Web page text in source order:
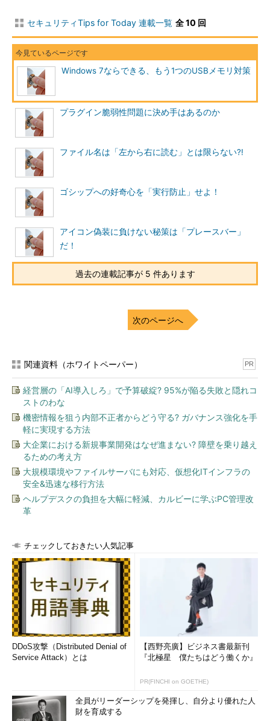
集計対象期間：2009年1月1日～12月31日
1位は「MAL_OTORUN」で、これはUSBメモリなどをはじめと
したリムーバブルドライブを感染媒体としたウイルスの多さを示
す結果となっています。正確には、不正な活動を行うAutorun.inf
の検出名称を「MAL_OTORUN」として検出しているため、直接
的な被害をもたらす不正プログラムの検出名称ではないのです
が、この「MAL_OTORUN」の検出が多いということは、USBメ
モリを感染媒体として悪用するウイルスが多いといえます。2位
にランキングされている「WORM_DOWNAD」もUSBメモリを利
用してウイルス感染を広める機能が実装されていることは有名な
話です。
このように、近年のウイルスの大きな特徴として、ワーム活動
を行うためにUSBメモリを悪用する手法が、必ずといってよいほ
ど見られます。
多くの企業では、エンドポイント（クライアント）でのウイル
ス対策はもちろんのこと、インターネットの出入り口であるゲー
トウェイレイヤでもウイルス対策を行っていることでしょう。ク
されており、クライアントPCがウイルス感染する確率を軽減さ
により、この何重にも張り巡らされたバリアともいえるウイルス
対策が無意味になります。のど元にナイフを突き付けるようなイ
メージで、いきなりその脅威はクライアントPCに突きつけられ
てしまうのです。
USBメモリの利便性と手軽さから、人の道徳観を鈍らせてしま
う効果もあるのかもしれません。人は気軽に使えてしまうものほ
ど、厳格な決めごとがあったとしても、うっかりその規則を破っ
てしまいがちです。そのような心理を巧みに突いた攻撃ともいえ
るのではないでしょうか。
Windows 7ならできる、もう1つのUSBメモ
リ対策
Page 1
派手なWebサイトの裏にある技術
プラグインの役割を知る
プラグインの脆弱性問題
Page 2
ウイルス感染とは「不正プログラムを実行
すること」
セキュリティTips for Today 連載一覧 全 10 回
Windows 7ならできる、もう1つのUSBメモリ対策
プラグイン脆弱性問題に決め手はあるのか
ファイル名は「左から右に読む」とは限らない?!
ゴシップへの好奇心を「実行防止」せよ！
アイコン偽装に負けない秘策は「プレースバー」
だ！
過去の連載記事が 5 件あります
次のページへ
関連資料（ホワイトペーパー） PR
経営層の「AI導入しろ」で予算破綻? 95%が陥る失敗と隠れコ
ストのわな
機密情報を狙う内部不正者からどう守る? ガバナンス強化を手
軽に実現する方法
大企業における新規事業開発はなぜ進まない? 障壁を乗り越え
るための考え方
大規模環境やファイルサーバにも対応、仮想化ITインフラの
安全&迅速な移行方法
ヘルプデスクの負担を大幅に軽減、カルビーに学ぶPC管理改
革
チェックしておきたい人気記事
DDoS攻撃（Distributed Denial of
Service Attack）とは
【西野亮廣】ビジネス書最新刊
『北極星 僕たちはどう働くか』
PR(FINCHI on GOETHE)
全員がリーダーシップを発揮し、自分より優れた人
財を育成する